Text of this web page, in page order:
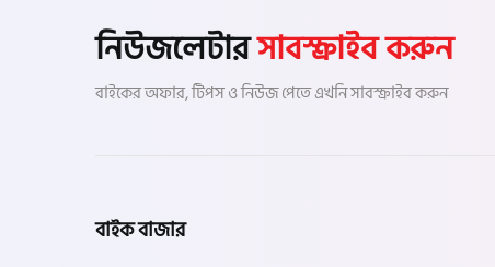
নিউজলেটারসাবস্ক্রাইব করুন
বাইকের অফার, টিপস ও নিউজ পেতে এখনি সাবস্ক্রাইব করুন
বাইক বাজার